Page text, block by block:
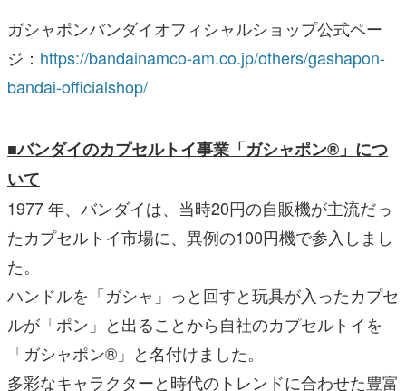
ガシャポンバンダイオフィシャルショップ公式ペー
ジ： https://bandainamco-am.co.jp/others/gashapon-
bandai-officialshop/
■バンダイのカプセルトイ事業「ガシャポン®」につ
いて
1977 年、バンダイは、当時20円の自販機が主流だっ
たカプセルトイ市場に、異例の100円機で参入しまし
た。
ハンドルを「ガシャ」っと回すと玩具が入ったカプセ
ルが「ポン」と出ることから自社のカプセルトイを
「ガシャポン®」と名付けました。
多彩なキャラクターと時代のトレンドに合わせた豊富